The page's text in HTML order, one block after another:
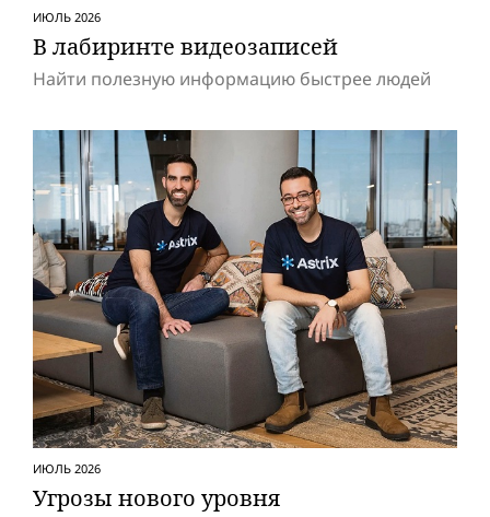
ИЮЛЬ 2026
В лабиринте видеозаписей
Найти полезную информацию быстрее людей
ИЮЛЬ 2026
Угрозы нового уровня